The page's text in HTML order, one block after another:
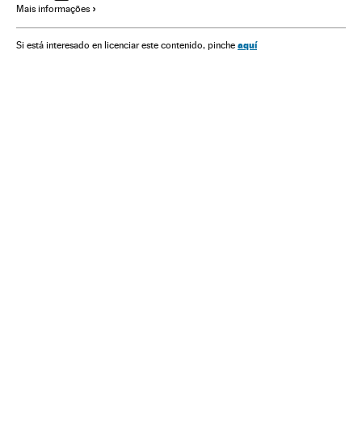
Consolidação Leis Trabalho
Exploração infantil Precariedade trabalhista
Mais informações
Si está interesado en licenciar este contenido, pinche aquí